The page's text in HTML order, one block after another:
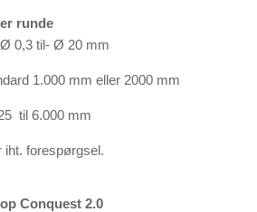
runde
0,3 til- Ø 20 mm
1.000 mm eller 2000 mm
til 6.000 mm
forespørgsel.
Conquest 2.0